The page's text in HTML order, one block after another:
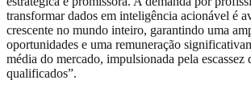
transformar dados em inteligência acionável é
crescente no mundo inteiro, garantindo uma
oportunidades e uma remuneração
média do mercado, impulsionada pela escassez
qualificados”.